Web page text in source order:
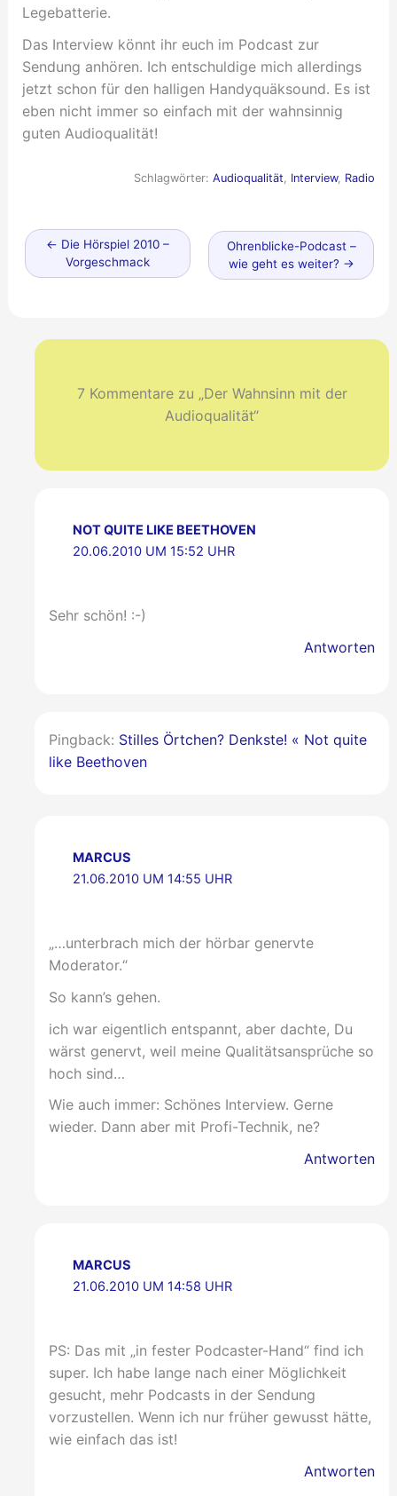
Legebatterie.
Das Interview könnt ihr euch im Podcast zur
Sendung anhören. Ich entschuldige mich allerdings
jetzt schon für den halligen Handyquäksound. Es ist
eben nicht immer so einfach mit der wahnsinnig
guten Audioqualität!
Schlagwörter:Audioqualität, Interview, Radio
Älterer
Beitrag
Ohrenblicke-Podcast –
wie geht es weiter? →
← Neuerer
Beitrag
Die Hörspiel 2010 –
Vorgeschmack
7 Kommentare zu „Der Wahnsinn mit der
Audioqualität“
NOT QUITE LIKE BEETHOVEN
20.06.2010 UM 15:52 UHR
Sehr schön! :-)
Antworten
Pingback: Stilles Örtchen? Denkste! « Not quite
like Beethoven
MARCUS
21.06.2010 UM 14:55 UHR
„…unterbrach mich der hörbar genervte
Moderator.“
So kann’s gehen.
ich war eigentlich entspannt, aber dachte, Du
wärst genervt, weil meine Qualitätsansprüche so
hoch sind…
Wie auch immer: Schönes Interview. Gerne
wieder. Dann aber mit Profi-Technik, ne?
Antworten
MARCUS
21.06.2010 UM 14:58 UHR
PS: Das mit „in fester Podcaster-Hand“ find ich
super. Ich habe lange nach einer Möglichkeit
gesucht, mehr Podcasts in der Sendung
vorzustellen. Wenn ich nur früher gewusst hätte,
wie einfach das ist!
Antworten